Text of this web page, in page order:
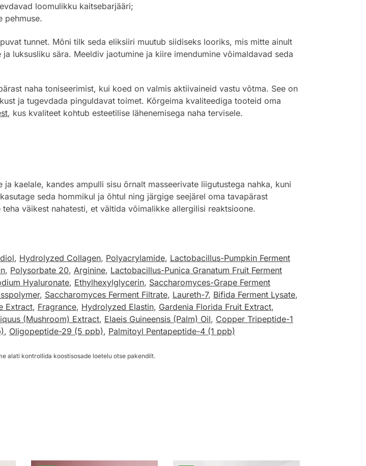
loomulikku kaitsebarjääri;
pehmuse.
tunnet. Mõni tilk seda eliksiiri muutub siidiseks looriks, mis mitte ainult
luksusliku sära. Meeldiv jaotumine ja kiire imendumine võimaldavad seda
naha toniseerimist, kui koed on valmis aktiivaineid vastu võtma. See on
ja tugevdada pinguldavat toimet. Kõrgeima kvaliteediga tooteid oma
, kus kvaliteet kohtub esteetilise lähenemisega naha tervisele.
ja kaelale, kandes ampulli sisu õrnalt masseerivate liigutustega nahka, kuni
seda hommikul ja õhtul ning järgige seejärel oma tavapärast
väikest nahatesti, et vältida võimalikke allergilisi reaktsioone.
, Hydrolyzed Collagen, Polyacrylamide, Lactobacillus-Pumpkin Ferment
, Polysorbate 20, Arginine, Lactobacillus-Punica Granatum Fruit Ferment
Hyaluronate, Ethylhexylglycerin, Saccharomyces-Grape Ferment
, Saccharomyces Ferment Filtrate, Laureth-7, Bifida Ferment Lysate,
Extract, Fragrance, Hydrolyzed Elastin, Gardenia Florida Fruit Extract,
(Mushroom) Extract, Elaeis Guineensis (Palm) Oil, Copper Tripeptide-1
, Oligopeptide-29 (5 ppb), Palmitoyl Pentapeptide-4 (1 ppb)
alati kontrollida koostisosade loetelu otse pakendilt.